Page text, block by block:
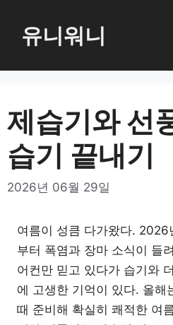
로
너
뛰
기
유니워니
제습기와 선
습기 끝내기
2026년 06월 29일
여름이 성큼 다가왔다.
부터 폭염과 장마 소식이 들
어컨만 믿고 있다가 습기와
에 고생한 기억이 있다. 올해
때 준비해 확실히 쾌적한 여